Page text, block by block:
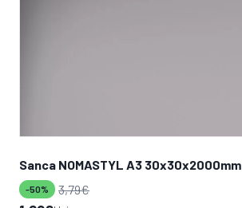
Sanca NOMASTYL A3 30x30x2000mm
-50% 3,79€